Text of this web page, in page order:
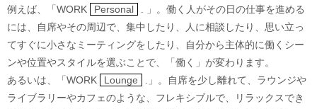
例えば、「WORK Personal
. 」。働く人がその日の仕事を進める
には、自席やその周辺で、集中したり、人に相談したり、思い立っ
てすぐに小さなミーティングをしたり、自分から主体的に働くシー
ンや位置やスタイルを選ぶことで、「働く」が変わります。
あるいは、「WORK
Lounge
.」。自席を少し離れて、ラウンジや
ライブラリーやカフェのような、フレキシブルで、リラックスでき